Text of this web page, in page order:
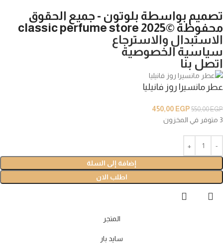
تصميم بواسطة بلوتون - جميع الحقوق
محفوظة ©2025 classic perfume store
الاستبدال والاسترجاع
سياسية الخصوصية
اتصل بنا
عطر مانسيرا روز فانيليا
550,00EGP
450,00 EGP
3 متوفر في المخزون
إضافة إلى السلة
اطلب الان
المتجر
سايد بار